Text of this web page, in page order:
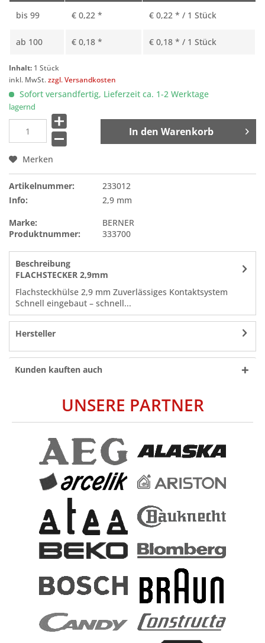
bis 99 € 0,22 * € 0,22 * / 1 Stück
ab 100 € 0,18 * € 0,18 * / 1 Stück
Inhalt: 1 Stück
inkl. MwSt.zzgl. Versandkosten
Sofort versandfertig, Lieferzeit ca. 1-2 Werktage
lagernd
In den Warenkorb
Merken
Artikelnummer:
233012
Info:
2,9 mm
Marke:
BERNER
Produktnummer:
333700
Beschreibung
FLACHSTECKER 2,9mm
Flachsteckhülse 2,9 mm Zuverlässiges Kontaktsystem
Schnell eingebaut – schnell...
Hersteller
Kunden kauften auch
UNSERE PARTNER